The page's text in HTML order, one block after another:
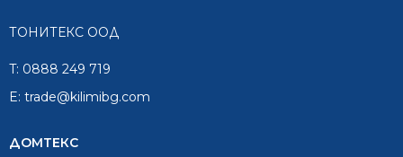
ТОНИТЕКС ООД
T: 0888 249 719
E: trade@kilimibg.com
ДОМТЕКС